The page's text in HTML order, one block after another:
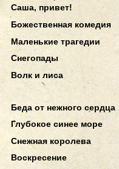
Саша, привет!
Божественная комедия
Маленькие трагедии
Снегопады
Волк и лиса
Беда от нежного сердца
Глубокое синее море
Снежная королева
Воскресение